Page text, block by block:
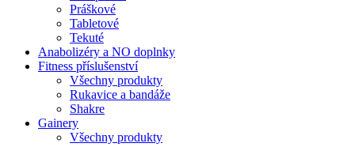
Práškové
Tabletové
Tekuté
Anabolizéry a NO doplnky
Fitness příslušenství
Všechny produkty
Rukavice a bandáže
Shakre
Gainery
Všechny produkty